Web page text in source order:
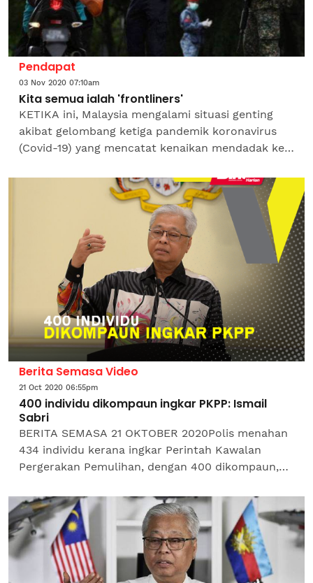
Pendapat
03 Nov 2020 07:10am
Kita semua ialah 'frontliners'
KETIKA ini, Malaysia mengalami situasi genting
akibat gelombang ketiga pandemik koronavirus
(Covid-19) yang mencatat kenaikan mendadak kes
perlu...
Berita Semasa Video
21 Oct 2020 06:55pm
400 individu dikompaun ingkar PKPP: Ismail
Sabri
BERITA SEMASA 21 OKTOBER 2020Polis menahan
434 individu kerana ingkar Perintah Kawalan
Pergerakan Pemulihan, dengan 400 dikompaun,
www.bensound.com#SinarHarian...